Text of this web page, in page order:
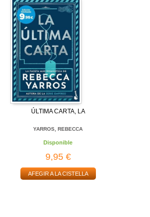
ÚLTIMA CARTA, LA
YARROS, REBECCA
Disponible
9,95 €
AFEGIR A LA CISTELLA